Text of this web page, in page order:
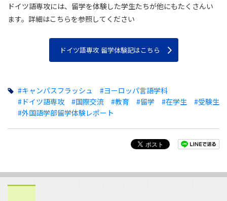
ドイツ語専攻には、留学を体験した学生たちが他にもたくさんい
ます。詳細はこちらを参照してください
ドイツ語専攻 留学体験記はこちら
#キャンパスフラッシュ
#ヨーロッパ言語学科
#ドイツ語専攻
#国際交流 #教育 #留学 #在学生
#受験生
#外国語学部留学体験レポート